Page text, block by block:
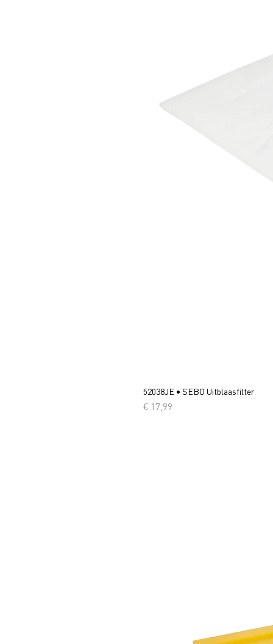
52038JE • SEBO Uitblaasfilter
Prijs
€ 17,99